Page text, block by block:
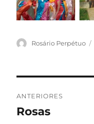
Autor
Rosário Perpétuo
de
ANTERIORES
Post
Rosas